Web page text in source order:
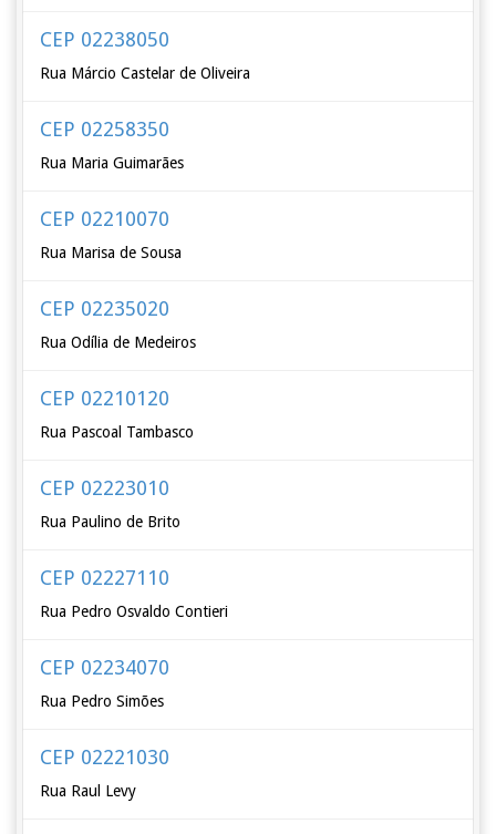
CEP 02238050
Rua Márcio Castelar de Oliveira
CEP 02258350
Rua Maria Guimarães
CEP 02210070
Rua Marisa de Sousa
CEP 02235020
Rua Odília de Medeiros
CEP 02210120
Rua Pascoal Tambasco
CEP 02223010
Rua Paulino de Brito
CEP 02227110
Rua Pedro Osvaldo Contieri
CEP 02234070
Rua Pedro Simões
CEP 02221030
Rua Raul Levy